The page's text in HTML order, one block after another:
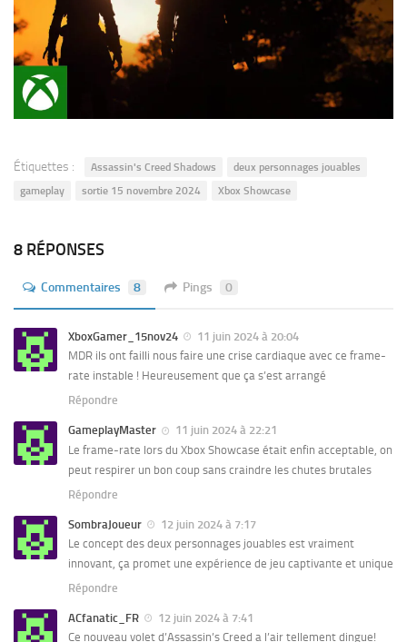
Étiquettes : Assassin's Creed Shadows
deux personnages jouables
gameplay
sortie 15 novembre 2024 Xbox Showcase
8 RÉPONSES
Commentaires 8 Pings 0
XboxGamer_15nov24
11 juin 2024 à 20:04
MDR ils ont failli nous faire une crise cardiaque avec ce frame-
rate instable ! Heureusement que ça s’est arrangé
Répondre
GameplayMaster
11 juin 2024 à 22:21
Le frame-rate lors du Xbox Showcase était enfin acceptable, on
peut respirer un bon coup sans craindre les chutes brutales
Répondre
SombraJoueur
12 juin 2024 à 7:17
Le concept des deux personnages jouables est vraiment
innovant, ça promet une expérience de jeu captivante et unique
Répondre
ACfanatic_FR
12 juin 2024 à 7:41
Ce nouveau volet d’Assassin’s Creed a l’air tellement dingue!